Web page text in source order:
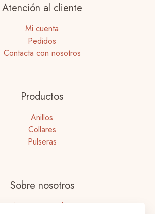
Atención al cliente
Mi cuenta
Pedidos
Contacta con nosotros
Productos
Anillos
Collares
Pulseras
Sobre nosotros
Nuestras tiendas